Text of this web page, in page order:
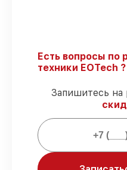
Официальная
ремонта
Мы гарантируем:
заказов
личного
Есть вопросы по
техники EOTech ?
Запишитесь на